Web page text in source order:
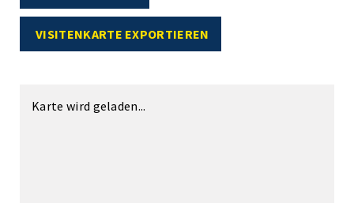
VISITENKARTE EXPORTIEREN
Karte wird geladen...